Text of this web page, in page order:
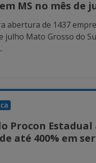
MS no mês de
abertura de 1437
julho Mato Grosso do
Procon
até 400% em